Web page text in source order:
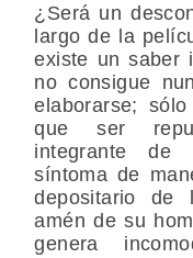
¿Será un
largo de la
existe un saber
no consigue
elaborarse;
que ser
integrante de
síntoma de
depositario de
amén de su
genera